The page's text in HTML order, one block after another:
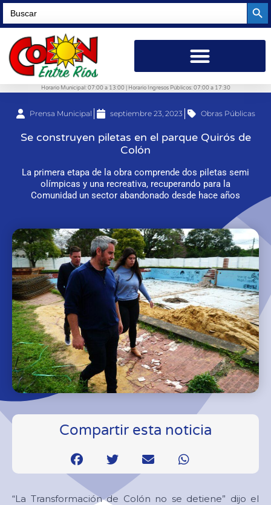
Search
for:
Horario Municipal: 07:00 a 13:00 | Horario Ingresos Públicos: 07:00 a 17:30
Prensa Municipal septiembre 23, 2023 Obras Públicas
Se construyen piletas en el parque Quirós de
Colón
La primera etapa de la obra comprende dos piletas semi
olímpicas y una recreativa, recuperando para la
Comunidad un sector abandonado desde hace años
Compartir esta noticia
“La Transformación de Colón no se detiene” dijo el